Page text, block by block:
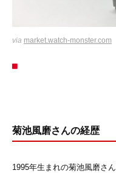
via market.watch-monster.com
菊池風磨さんの経歴
1995年生まれの菊池風磨さ